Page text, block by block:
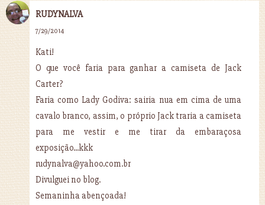
RUDYNALVA
7/29/2014
Kati!
O que você faria para ganhar a camiseta de Jack
Carter?
Faria como Lady Godiva: sairia nua em cima de uma
cavalo branco, assim, o próprio Jack traria a camiseta
para me vestir e me tirar da embaraçosa
exposição...kkk
rudynalva@yahoo.com.br
Divulguei no blog.
Semaninha abençoada!